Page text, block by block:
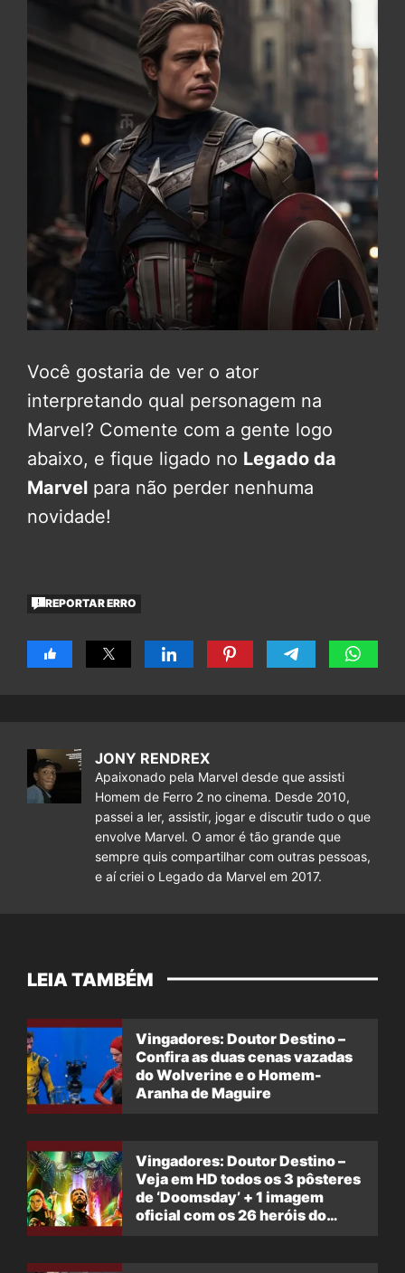
Você gostaria de ver o ator
interpretando qual personagem na
Marvel? Comente com a gente logo
abaixo, e fique ligado no Legado da
Marvel para não perder nenhuma
novidade!
REPORTAR ERRO
JONY RENDREX
Apaixonado pela Marvel desde que assisti
Homem de Ferro 2 no cinema. Desde 2010,
passei a ler, assistir, jogar e discutir tudo o que
envolve Marvel. O amor é tão grande que
sempre quis compartilhar com outras pessoas,
e aí criei o Legado da Marvel em 2017.
LEIA TAMBÉM
Vingadores: Doutor Destino –
Confira as duas cenas vazadas
do Wolverine e o Homem-
Aranha de Maguire
Vingadores: Doutor Destino –
Veja em HD todos os 3 pôsteres
de ‘Doomsday’ + 1 imagem
oficial com os 26 heróis do